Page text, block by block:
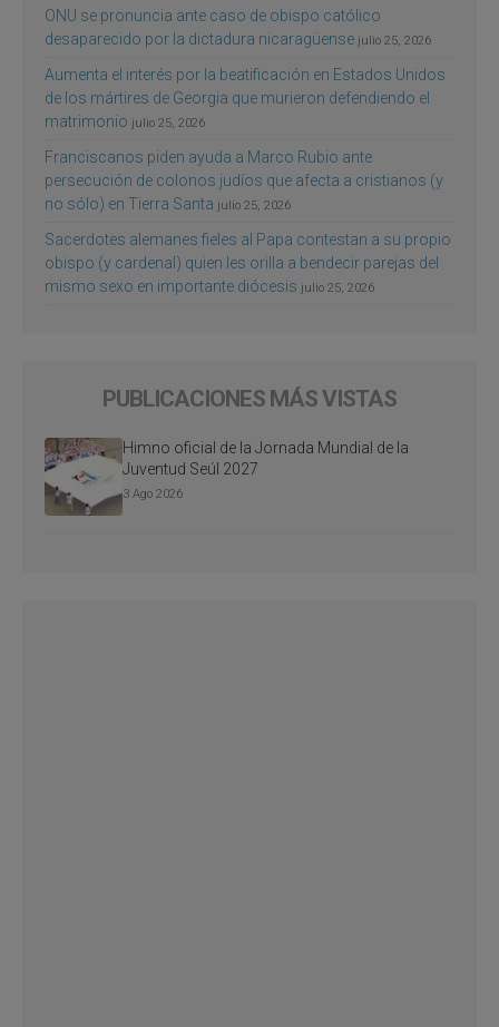
ONU se pronuncia ante caso de obispo católico
desaparecido por la dictadura nicaragüense julio 25, 2026
Aumenta el interés por la beatificación en Estados Unidos
de los mártires de Georgia que murieron defendiendo el
matrimonio julio 25, 2026
Franciscanos piden ayuda a Marco Rubio ante
persecución de colonos judíos que afecta a cristianos (y
no sólo) en Tierra Santa julio 25, 2026
Sacerdotes alemanes fieles al Papa contestan a su propio
obispo (y cardenal) quien les orilla a bendecir parejas del
mismo sexo en importante diócesis julio 25, 2026
PUBLICACIONES MÁS VISTAS
Himno oficial de la Jornada Mundial de la
Juventud Seúl 2027
3 Ago 2026